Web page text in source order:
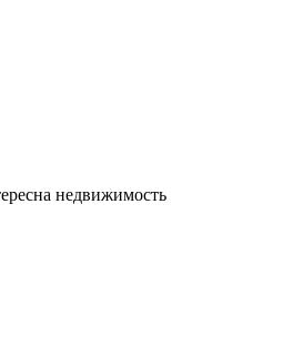
недвижимость